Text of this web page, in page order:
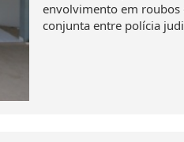
envolvimento em roubos
conjunta entre polícia